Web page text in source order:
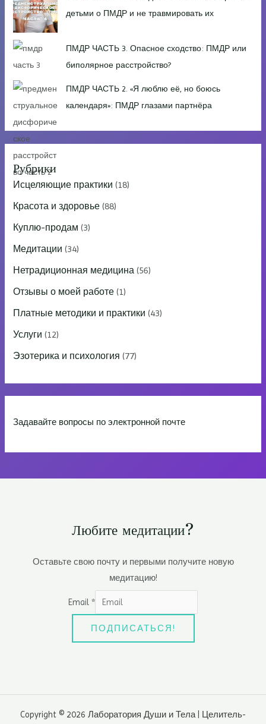
детьми о ПМДР и не травмировать их
ПМДР ЧАСТЬ 3. Опасное сходство: ПМДР или
биполярное расстройство?
ПМДР ЧАСТЬ 2. «Я люблю её, но боюсь
календаря»: ПМДР глазами партнёра
Рубрики
Исцеляющие практики (18)
Красота и здоровье (88)
Куплю-продам (3)
Медитации (34)
Нетрадиционная медицина (56)
Отзывы о моей работе (1)
Платные методики и практики (43)
Услуги (12)
Эзотерика и психология (77)
Задавайте вопросы по электронной почте
Любите медитации?
Оставьте свою почту и первыми получите новую
медитацию!
Email *
ПОДПИСАТЬСЯ!
Copyright © 2026 Лаборатория Души и Тела | Целитель-